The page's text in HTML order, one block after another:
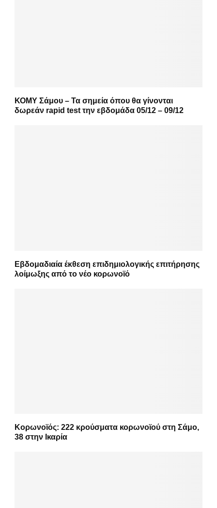
ΚΟΜΥ Σάμου – Τα σημεία όπου θα γίνονται
δωρεάν rapid test την εβδομάδα 05/12 – 09/12
Εβδομαδιαία έκθεση επιδημιολογικής επιτήρησης
λοίμωξης από το νέο κορωνοϊό
Κορωνοϊός: 222 κρούσματα κορωνοϊού στη Σάμο,
38 στην Ικαρία